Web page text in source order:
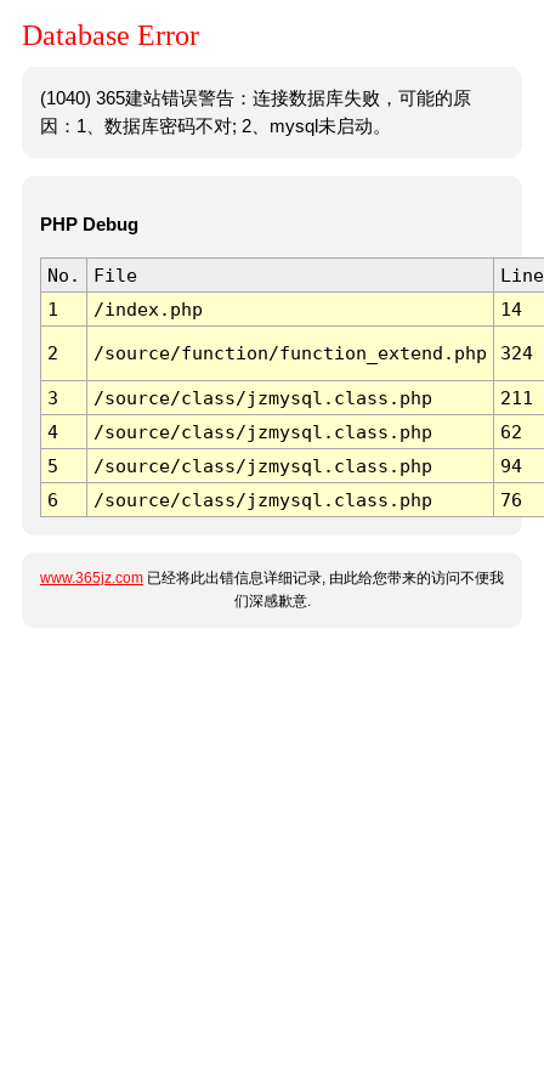
Database Error
(1040) 365建站错误警告：连接数据库失败，可能的原
因：1、数据库密码不对; 2、mysql未启动。
PHP Debug
No. File
Line
1
/index.php 14
2 /source/function/function_extend.php 324
3 /source/class/jzmysql.class.php
211
4
/source/class/jzmysql.class.php
62
5
/source/class/jzmysql.class.php
94
6
/source/class/jzmysql.class.php 76
www.365jz.com 已经将此出错信息详细记录, 由此给您带来的访问不便我
们深感歉意.